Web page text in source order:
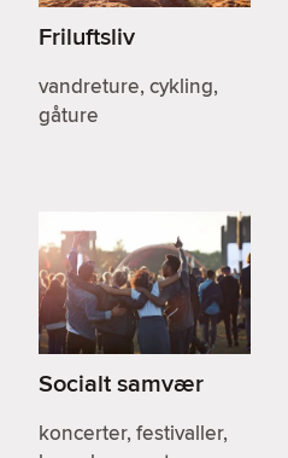
Friluftsliv
vandreture, cykling,
gåture
Socialt samvær
koncerter, festivaller,